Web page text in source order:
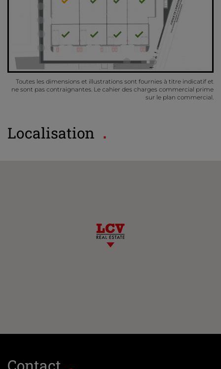
Toutes les dimensions et illustrations sont fournies à titre indicatif et
ne sont pas contraignantes. Le cahier des charges commercial prime
sur le plan commercial.
Localisation